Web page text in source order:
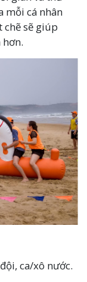
mỗi cá nhân
chẽ sẽ giúp
ca/xô nước.